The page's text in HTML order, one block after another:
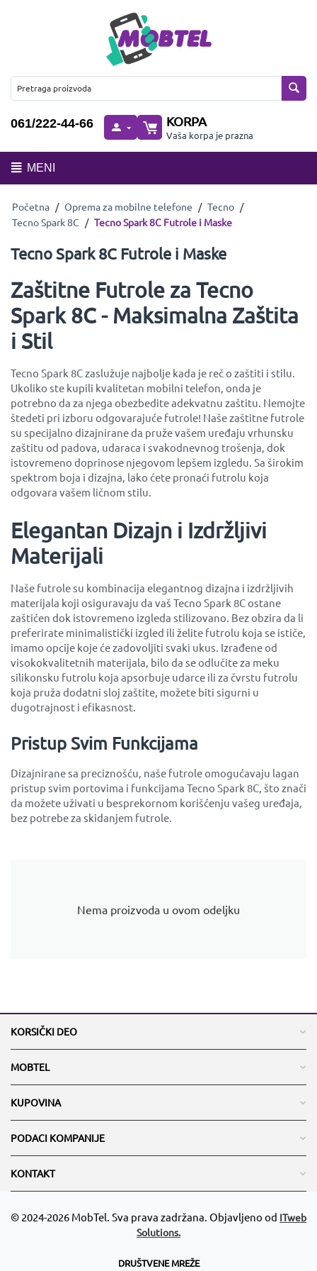
061/222-44-66 KORPA
Vaša korpa je prazna
MENI
Početna / Oprema za mobilne telefone / Tecno /
Tecno Spark 8C / Tecno Spark 8C Futrole i Maske
Tecno Spark 8C Futrole i Maske
Zaštitne Futrole za Tecno
Spark 8C - Maksimalna Zaštita
i Stil
Tecno Spark 8C zaslužuje najbolje kada je reč o zaštiti i stilu.
Ukoliko ste kupili kvalitetan mobilni telefon, onda je
potrebno da za njega obezbedite adekvatnu zaštitu. Nemojte
štedeti pri izboru odgovarajuće futrole! Naše zaštitne futrole
su specijalno dizajnirane da pruže vašem uređaju vrhunsku
zaštitu od padova, udaraca i svakodnevnog trošenja, dok
istovremeno doprinose njegovom lepšem izgledu. Sa širokim
spektrom boja i dizajna, lako ćete pronaći futrolu koja
odgovara vašem ličnom stilu.
Elegantan Dizajn i Izdržljivi
Materijali
Naše futrole su kombinacija elegantnog dizajna i izdržljivih
materijala koji osiguravaju da vaš Tecno Spark 8C ostane
zaštićen dok istovremeno izgleda stilizovano. Bez obzira da li
preferirate minimalistički izgled ili želite futrolu koja se ističe,
imamo opcije koje će zadovoljiti svaki ukus. Izrađene od
visokokvalitetnih materijala, bilo da se odlučite za meku
silikonsku futrolu koja apsorbuje udarce ili za čvrstu futrolu
koja pruža dodatni sloj zaštite, možete biti sigurni u
dugotrajnost i efikasnost.
Pristup Svim Funkcijama
Dizajnirane sa preciznošću, naše futrole omogućavaju lagan
pristup svim portovima i funkcijama Tecno Spark 8C, što znači
da možete uživati u besprekornom korišćenju vašeg uređaja,
bez potrebe za skidanjem futrole.
Nema proizvoda u ovom odeljku
KORSIČKI DEO
MOBTEL
KUPOVINA
PODACI KOMPANIJE
KONTAKT
© 2024-2026 MobTel. Sva prava zadržana. Objavljeno od ITweb
Solutions.
DRUŠTVENE MREŽE